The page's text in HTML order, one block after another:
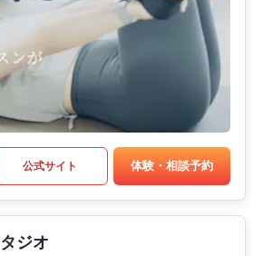
公式サイト 体験・相談予約
ジオ